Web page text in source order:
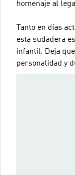
homenaje al
Tanto en días
esta sudadera
infantil. Deja
personalidad y